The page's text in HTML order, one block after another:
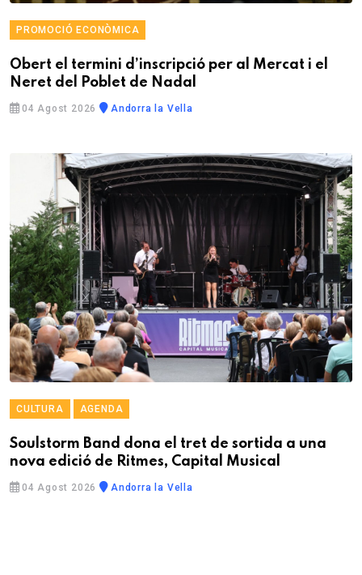
PROMOCIÓ ECONÒMICA
Obert el termini d’inscripció per al Mercat i el
Neret del Poblet de Nadal
04 Agost 2026 Andorra la Vella
CULTURA AGENDA
Soulstorm Band dona el tret de sortida a una
nova edició de Ritmes, Capital Musical
04 Agost 2026 Andorra la Vella